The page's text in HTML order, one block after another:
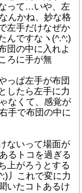
って…いや、左
んかね、妙な格
左手だけなぜか
んですなヽ(^.^;)
団の中に入れよ
ろに手が無
っぱ左手が布団
したら左手に力
なくて、感覚が
手で布団の中に
ないって場面が
るトコを過ぎる
上がろうとする
丿これで変に力
いたコトあるけ